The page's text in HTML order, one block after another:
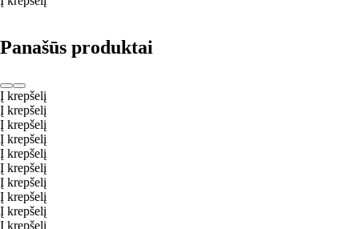
Panašūs produktai
Į krepšelį
Į krepšelį
Į krepšelį
Į krepšelį
Į krepšelį
Į krepšelį
Į krepšelį
Į krepšelį
Į krepšelį
Į krepšelį